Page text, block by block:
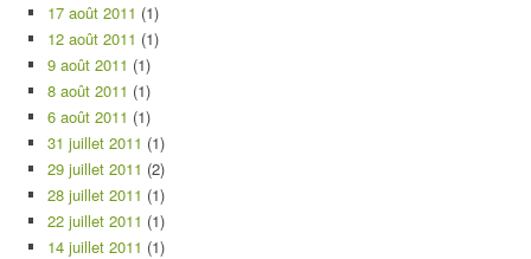
17 août 2011 (1)
12 août 2011 (1)
9 août 2011 (1)
8 août 2011 (1)
6 août 2011 (1)
31 juillet 2011 (1)
29 juillet 2011 (2)
28 juillet 2011 (1)
22 juillet 2011 (1)
14 juillet 2011 (1)